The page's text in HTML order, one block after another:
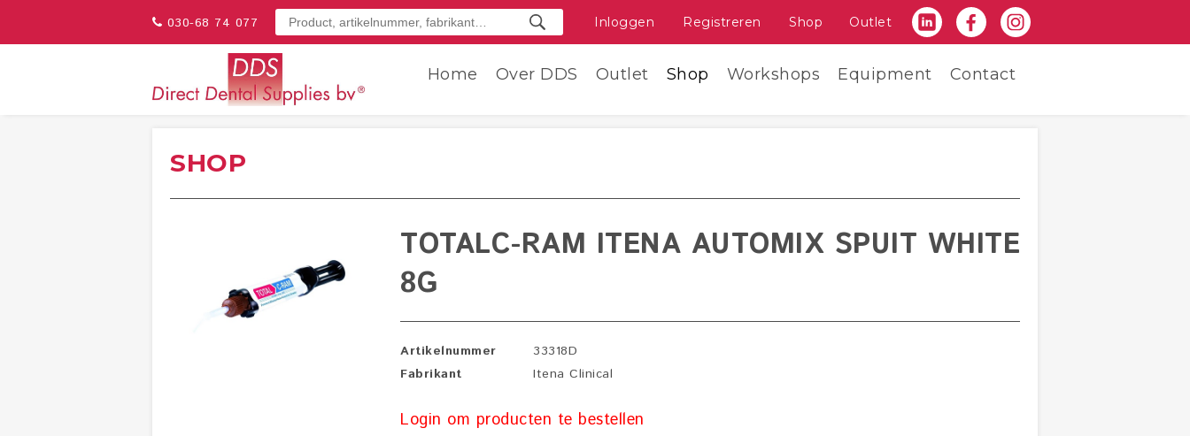
030-68 74 077 Inloggen Registreren Shop Outlet
Home Over DDS Outlet Shop Workshops Equipment Contact
SHOP
TOTALC-RAM ITENA AUTOMIX SPUIT WHITE
8G
Artikelnummer
33318D
Fabrikant
Itena Clinical
Login om producten te bestellen